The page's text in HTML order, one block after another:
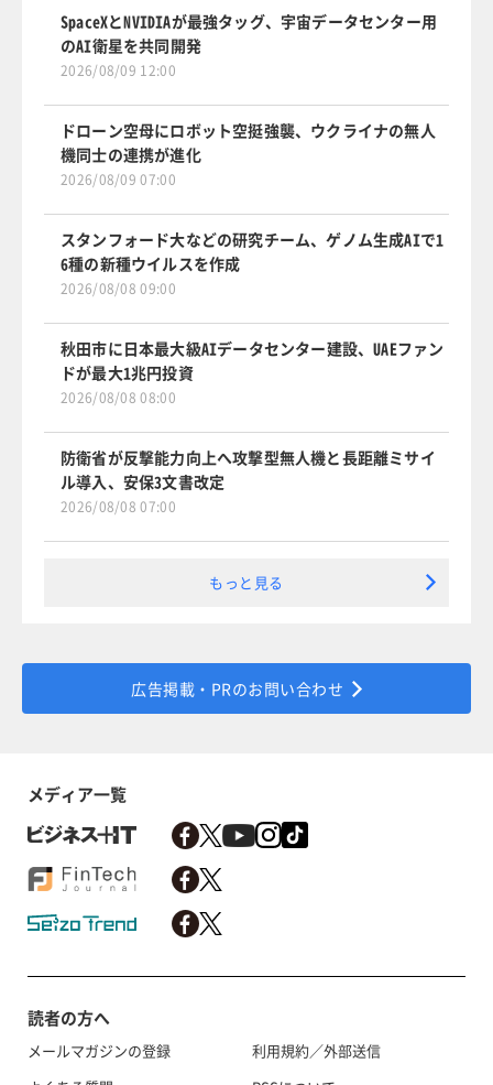
SpaceXとNVIDIAが最強タッグ、宇宙データセンター用
のAI衛星を共同開発
2026/08/09 12:00
ドローン空母にロボット空挺強襲、ウクライナの無人
機同士の連携が進化
2026/08/09 07:00
スタンフォード大などの研究チーム、ゲノム生成AIで1
6種の新種ウイルスを作成
2026/08/08 09:00
秋田市に日本最大級AIデータセンター建設、UAEファン
ドが最大1兆円投資
2026/08/08 08:00
防衛省が反撃能力向上へ攻撃型無人機と長距離ミサイ
ル導入、安保3文書改定
2026/08/08 07:00
もっと見る
広告掲載・PRのお問い合わせ
メディア一覧
読者の方へ
メールマガジンの登録
利用規約／外部送信